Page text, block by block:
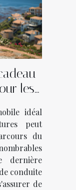
les
idéal
peut
du
dernière
conduite
de